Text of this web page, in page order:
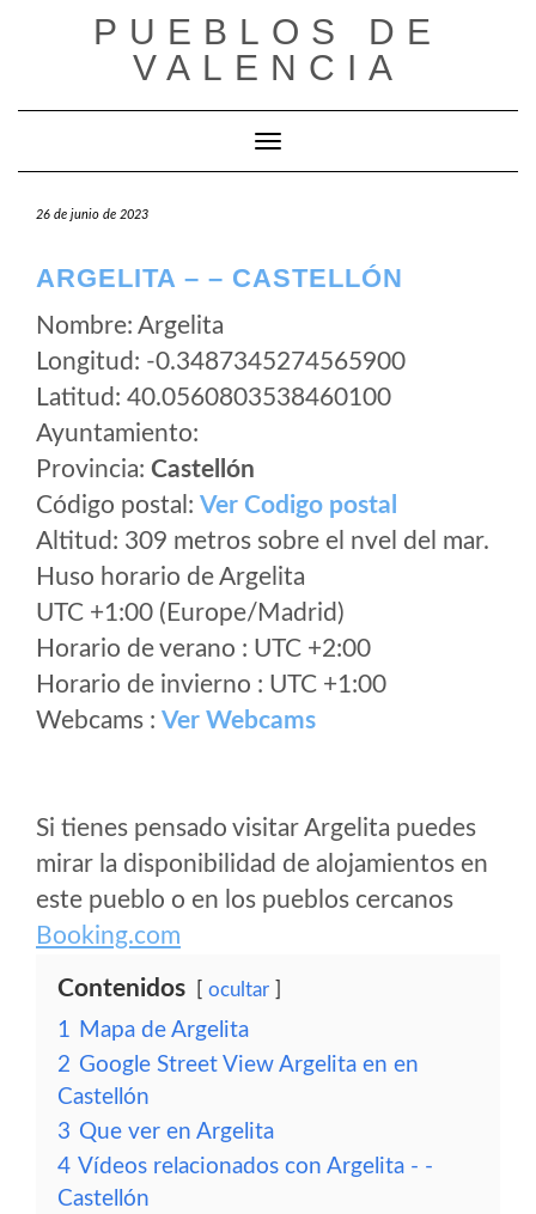
PUEBLOS DE
VALENCIA
Cambiar modo de navegación
26 de junio de 2023
ARGELITA – – CASTELLÓN
Nombre: Argelita
Longitud: -0.3487345274565900
Latitud: 40.0560803538460100
Ayuntamiento:
Provincia: Castellón
Código postal: Ver Codigo postal
Altitud: 309 metros sobre el nvel del mar.
Huso horario de Argelita
UTC +1:00 (Europe/Madrid)
Horario de verano : UTC +2:00
Horario de invierno : UTC +1:00
Webcams : Ver Webcams
Si tienes pensado visitar Argelita puedes
mirar la disponibilidad de alojamientos en
este pueblo o en los pueblos cercanos
Booking.com
Contenidos ocultar
1 Mapa de Argelita
2 Google Street View Argelita en en
Castellón
3 Que ver en Argelita
4 Vídeos relacionados con Argelita - -
Castellón